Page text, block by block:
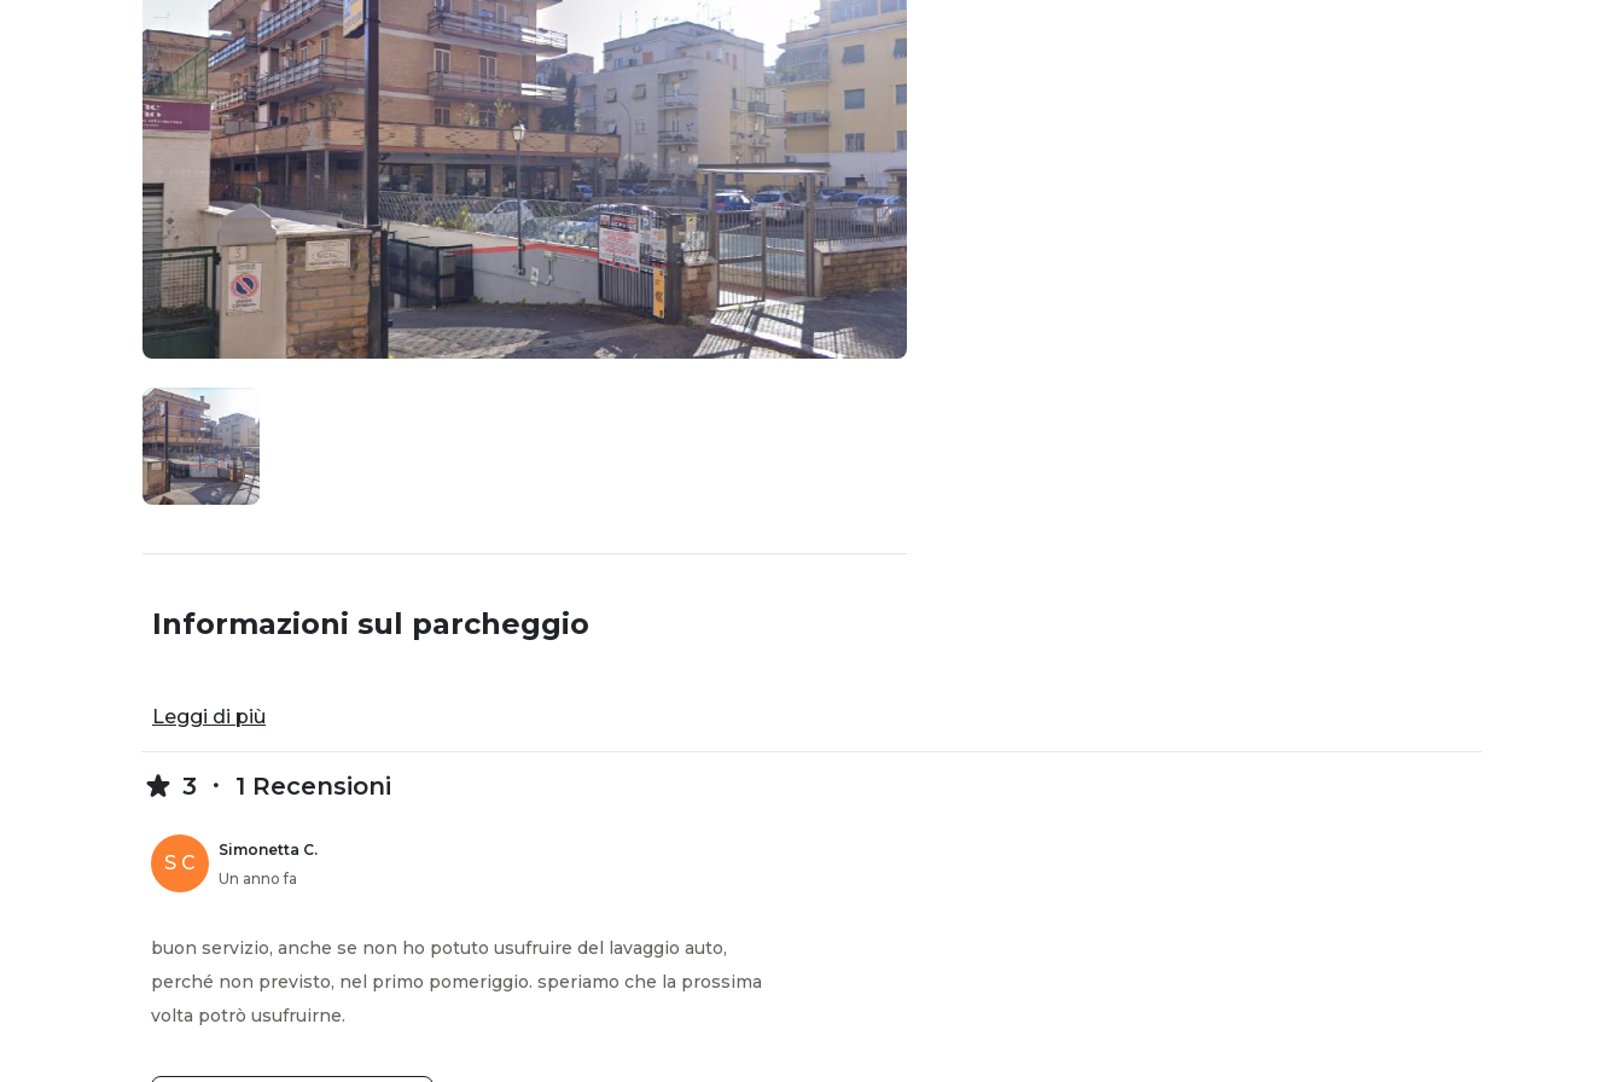
Informazioni sul parcheggio
Leggi di più
3 1 Recensioni
S C
Simonetta C.
Un anno fa
buon servizio, anche se non ho potuto usufruire del lavaggio auto,
perché non previsto, nel primo pomeriggio. speriamo che la prossima
volta potrò usufruirne.